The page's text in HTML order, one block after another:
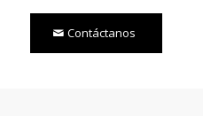
Contáctanos